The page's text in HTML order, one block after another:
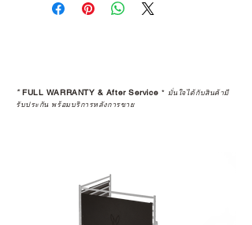
*FULL WARRANTY & After Service * มั่นใจได้กับสินค้ามี
รับประกัน พร้อมบริการหลังการขาย